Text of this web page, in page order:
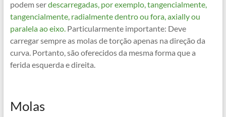
podem serdescarregadas, por exemplo, tangencialmente,
tangencialmente, radialmente dentro ou fora, axially ou
paralela ao eixo.Particularmente importante: Deve
carregar sempre as molas de torção apenas na direção da
curva. Portanto, são oferecidos da mesma forma que a
ferida esquerda e direita.
Molas